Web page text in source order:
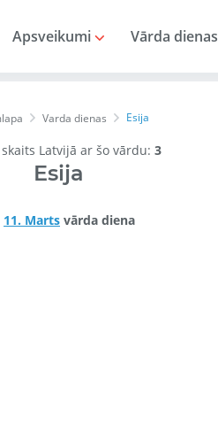
Apsveikumi Vārda dienas
Varda dienas Esija
Latvijā ar šo vārdu: 3
Esija
11. Marts vārda diena